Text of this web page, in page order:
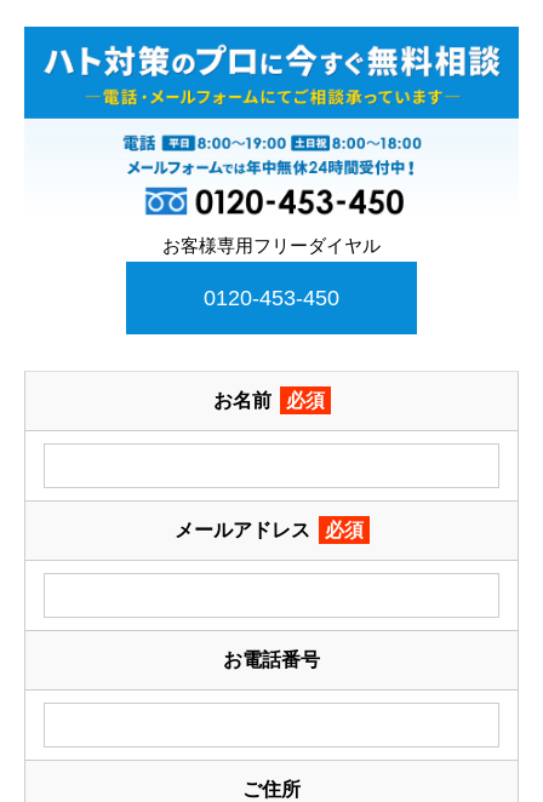
お客様専用フリーダイヤル
0120-453-450
お名前 必須
メールアドレス 必須
お電話番号
ご住所